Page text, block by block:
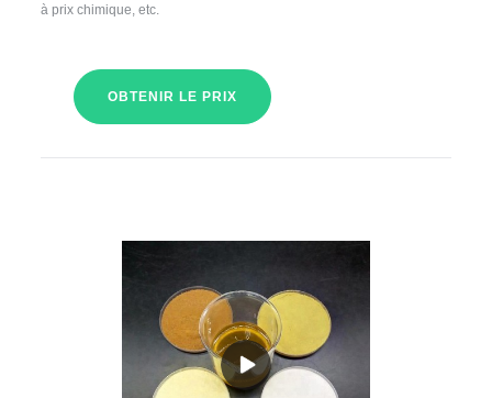
à prix chimique, etc.
OBTENIR LE PRIX